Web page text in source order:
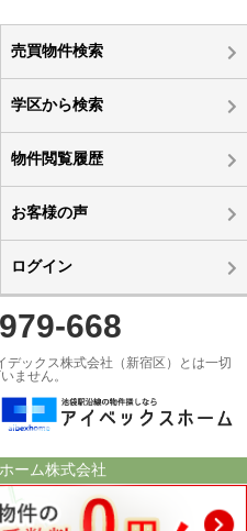
売買物件検索
学区から検索
物件閲覧履歴
お客様の声
ログイン
668
ックス株式会社（新宿区）とは一切
ません。
ーム株式会社